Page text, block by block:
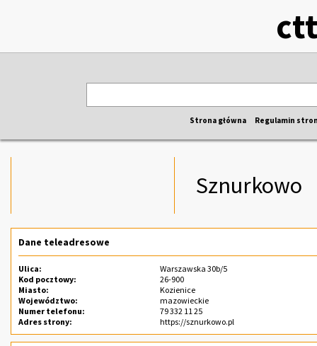
Strona główna Regulamin
Sznurkowo
Dane teleadresowe
Ulica:
Warszawska 30b/5
Kod pocztowy:
26-900
Miasto:
Kozienice
Województwo:
mazowieckie
Numer telefonu:
79 332 11 25
Adres strony:
https://sznurkowo.pl